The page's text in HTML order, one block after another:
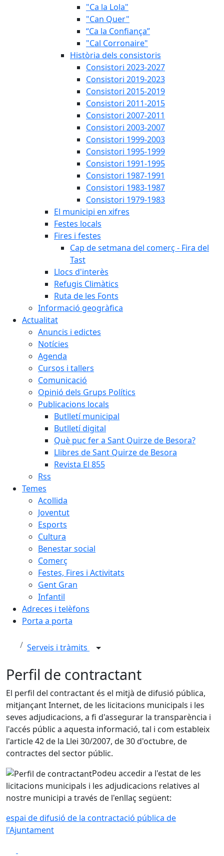
"Ca la Lola"
"Can Quer"
“Ca la Confiança”
"Cal Corronaire"
Història dels consistoris
Consistori 2023-2027
Consistori 2019-2023
Consistori 2015-2019
Consistori 2011-2015
Consistori 2007-2011
Consistori 2003-2007
Consistori 1999-2003
Consistori 1995-1999
Consistori 1991-1995
Consistori 1987-1991
Consistori 1983-1987
Consistori 1979-1983
El municipi en xifres
Festes locals
Fires i festes
Cap de setmana del comerç - Fira del
Tast
Llocs d'interès
Refugis Climàtics
Ruta de les Fonts
Informació geogràfica
Actualitat
Anuncis i edictes
Notícies
Agenda
Cursos i tallers
Comunicació
Opinió dels Grups Polítics
Publicacions locals
Butlletí municipal
Butlletí digital
Què puc fer a Sant Quirze de Besora?
Llibres de Sant Quirze de Besora
Revista El 855
Rss
Temes
Acollida
Joventut
Esports
Cultura
Benestar social
Comerç
Festes, Fires i Activitats
Gent Gran
Infantil
Adreces i telèfons
Porta a porta
Serveis i tràmits
Perfil de contractant
El perfil del contractant és el mitjà de difusió pública,
mitjançant Internet, de les licitacions municipals i les
seves adjudicacions, a fi d'assegurar la transparència i
l'accés públic a aquesta informació, tal i com estableix
l'article 42 de la Llei 30/2007, de 30 d'octubre, de
contractes del sector públic.
Podeu accedir a l'estat de les
licitacions municipals i les adjudicacions relatives al
nostre municipi a través de l'enllaç següent:
espai de difusió de la contractació pública de
l'Ajuntament